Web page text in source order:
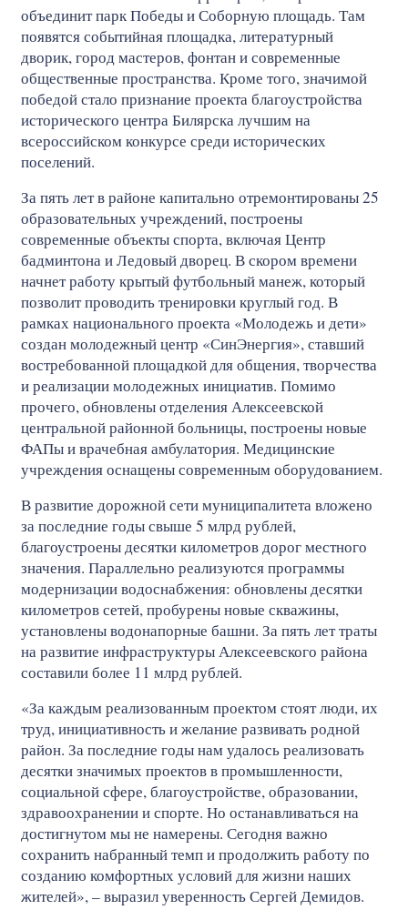
объединит парк Победы и Соборную площадь. Там
появятся событийная площадка, литературный
дворик, город мастеров, фонтан и современные
общественные пространства. Кроме того, значимой
победой стало признание проекта благоустройства
исторического центра Билярска лучшим на
всероссийском конкурсе среди исторических
поселений.
За пять лет в районе капитально отремонтированы 25
образовательных учреждений, построены
современные объекты спорта, включая Центр
бадминтона и Ледовый дворец. В скором времени
начнет работу крытый футбольный манеж, который
позволит проводить тренировки круглый год. В
рамках национального проекта «Молодежь и дети»
создан молодежный центр «СинЭнергия», ставший
востребованной площадкой для общения, творчества
и реализации молодежных инициатив. Помимо
прочего, обновлены отделения Алексеевской
центральной районной больницы, построены новые
ФАПы и врачебная амбулатория. Медицинские
учреждения оснащены современным оборудованием.
В развитие дорожной сети муниципалитета вложено
за последние годы свыше 5 млрд рублей,
благоустроены десятки километров дорог местного
значения. Параллельно реализуются программы
модернизации водоснабжения: обновлены десятки
километров сетей, пробурены новые скважины,
установлены водонапорные башни. За пять лет траты
на развитие инфраструктуры Алексеевского района
составили более 11 млрд рублей.
«За каждым реализованным проектом стоят люди, их
труд, инициативность и желание развивать родной
район. За последние годы нам удалось реализовать
десятки значимых проектов в промышленности,
социальной сфере, благоустройстве, образовании,
здравоохранении и спорте. Но останавливаться на
достигнутом мы не намерены. Сегодня важно
сохранить набранный темп и продолжить работу по
созданию комфортных условий для жизни наших
жителей», – выразил уверенность Сергей Демидов.